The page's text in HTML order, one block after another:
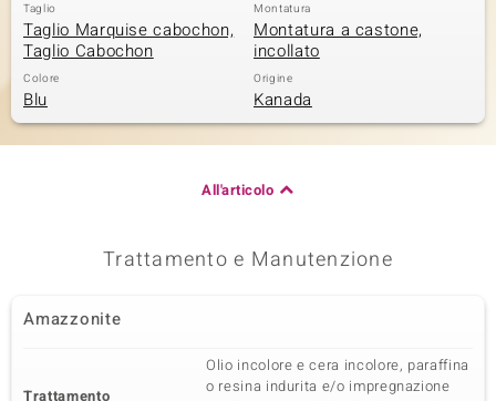
Taglio
Taglio Marquise cabochon,
Taglio Cabochon
Montatura
Montatura a castone,
incollato
Colore
Blu
Origine
Kanada
All'articolo
Trattamento e Manutenzione
Amazzonite
Trattamento
Olio incolore e cera incolore, paraffina
o resina indurita e/o impregnazione